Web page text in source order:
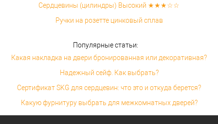
Сердцевины (цилиндры) Высокий ★★★☆☆
Ручки на розетте цинковый сплав
Популярные статьи:
Какая накладка на двери бронированная или декоративная?
Надежный сейф. Как выбрать?
Сертификат SKG для сердцевин: что это и откуда берется?
Какую фурнитуру выбрать для межкомнатных дверей?